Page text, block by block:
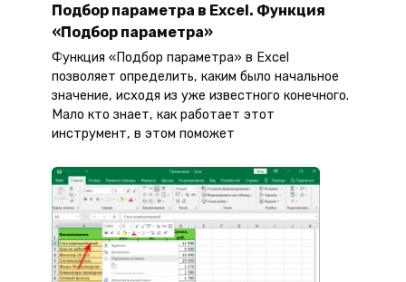
Подбор параметра в Excel. Функция
«Подбор параметра»
Функция «Подбор параметра» в Excel
позволяет определить, каким было начальное
значение, исходя из уже известного конечного.
Мало кто знает, как работает этот
инструмент, в этом поможет